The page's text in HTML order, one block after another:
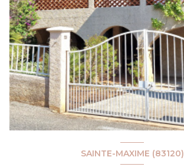
SAINTE-MAXIME (83120)